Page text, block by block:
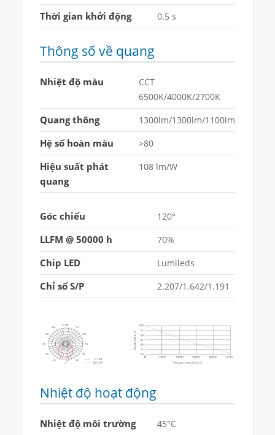
Thời gian khởi động 0.5 s
Thông số về quang
Nhiệt độ màu
CCT
6500K/4000K/2700K
Quang thông 1300lm/1300lm/1100lm
Hệ số hoàn màu >80
Hiệu suất phát
quang
108 lm/W
Góc chiếu 120°
LLFM @ 50000 h 70%
Chip LED Lumileds
Chỉ số S/P 2.207/1.642/1.191
Nhiệt độ hoạt động
Nhiệt độ môi trường
45°C